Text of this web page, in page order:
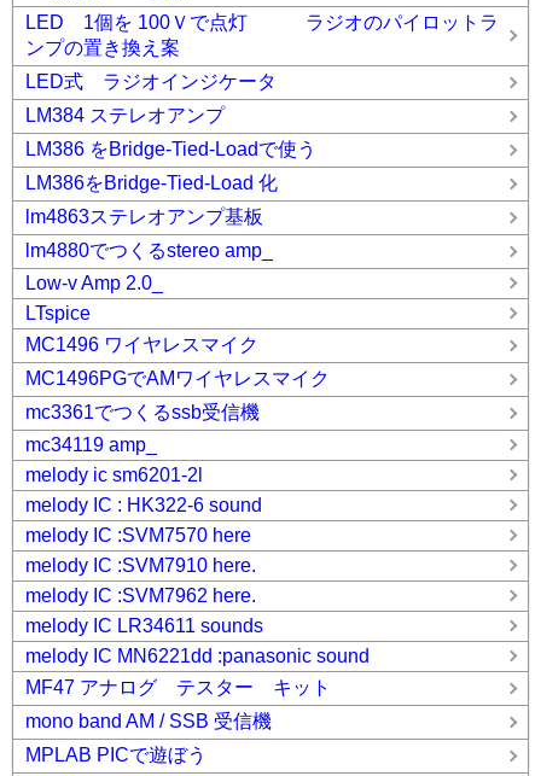
LED 1個を 100Ｖで点灯 ラジオのパイロットラ
ンプの置き換え案
LED式 ラジオインジケータ
LM384 ステレオアンプ
LM386 をBridge-Tied-Loadで使う
LM386をBridge-Tied-Load 化
lm4863ステレオアンプ基板
lm4880でつくるstereo amp_
Low-v Amp 2.0_
LTspice
MC1496 ワイヤレスマイク
MC1496PGでAMワイヤレスマイク
mc3361でつくるssb受信機
mc34119 amp_
melody ic sm6201-2l
melody IC : HK322-6 sound
melody IC :SVM7570 here
melody IC :SVM7910 here.
melody IC :SVM7962 here.
melody IC LR34611 sounds
melody IC MN6221dd :panasonic sound
MF47 アナログ テスター キット
mono band AM / SSB 受信機
MPLAB PICで遊ぼう